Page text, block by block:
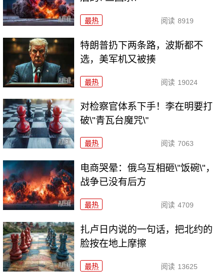
最热 阅读 8919
特朗普扔下两条路，波斯都不
选，美军机又被揍
最热 阅读 19024
对检察官体系下手！李在明要打
破\"青瓦台魔咒\"
最热 阅读 7063
电商哭晕：俄乌互相砸\"饭碗\"，
战争已没有后方
最热 阅读 4709
扎卢日内说的一句话，把北约的
脸按在地上摩擦
最热 阅读 13625